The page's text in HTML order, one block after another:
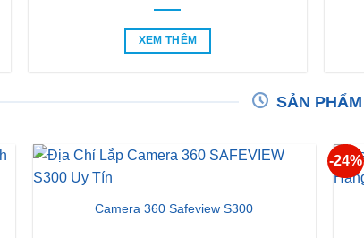
XEM THÊM
SẢN
Camera 360 Safeview S300
-24%